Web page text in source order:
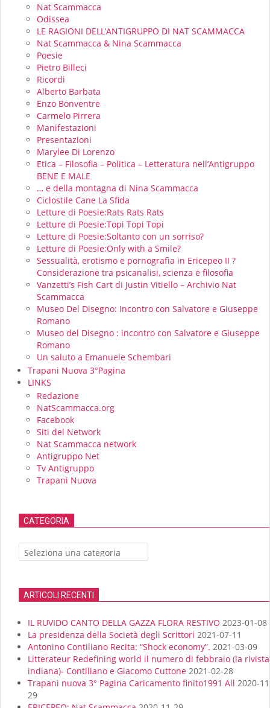
Nat Scammacca
Odissea
LE RAGIONI DELL’ANTIGRUPPO DI NAT SCAMMACCA
Nat Scammacca & Nina Scammacca
Poesie
Pietro Billeci
Ricordi
Alberto Barbata
Enzo Bonventre
Carmelo Pirrera
Manifestazioni
Presentazioni
Marylee Di Lorenzo
Etica – Filosofia – Politica – Letteratura nell’Antigruppo
BENE E MALE
… e della montagna di Nina Scammacca
Ciclostile Cane La Sfida
Letture di Poesie:Rats Rats Rats
Letture di Poesie:Topi Topi Topi
Letture di Poesie:Soltanto con un sorriso?
Letture di Poesie:Only with a Smile?
Sessualità, erotismo e pornografìa in Ericepeo II ?
Considerazione tra psicanalisi, scienza e filosofia
Vanzetti’s Fish Cart di Justin Vitiello – Archivio Nat
Scammacca
Museo Del Disegno: Incontro con Salvatore e Giuseppe
Romano
Museo del Disegno : incontro con Salvatore e Giuseppe
Romano
Un saluto a Emanuele Schembari
Trapani Nuova 3°Pagina
LINKS
Redazione
NatScammacca.org
Facebook
Siti del Network
Nat Scammacca network
Antigruppo Net
Tv Antigruppo
Trapani Nuova
CATEGORIA
Categoria
ARTICOLI RECENTI
IL RUVIDO CANTO DELLA GAZZA FLORA RESTIVO 2023-01-08
La presidenza della Società degli Scrittori 2021-07-11
Antonino Contiliano Recita: “Shock economy”. 2021-03-09
Litterateur Redefining world il numero di febbraio (la rivista
indiana)- Contiliano e Giacomo Cuttone 2021-02-28
Trapani nuova 3° Pagina Caricamento finito1991 All 2020-
29